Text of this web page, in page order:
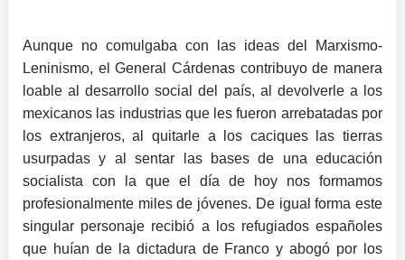
Aunque no comulgaba con las ideas del Marxismo-
Leninismo, el General Cárdenas contribuyo de manera
loable al desarrollo social del país, al devolverle a los
mexicanos las industrias que les fueron arrebatadas por
los extranjeros, al quitarle a los caciques las tierras
usurpadas y al sentar las bases de una educación
socialista con la que el día de hoy nos formamos
profesionalmente miles de jóvenes. De igual forma este
singular personaje recibió a los refugiados españoles
que huían de la dictadura de Franco y abogó por los